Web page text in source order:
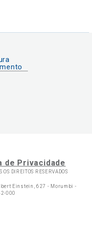
de Privacidade
OS DIREITOS RESERVADOS
Einstein, 627 - Morumbi -
000